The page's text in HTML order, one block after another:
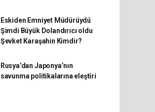
Eskiden Emniyet Müdürüydü
Şimdi Büyük Dolandırıcı oldu
Şevket Karaşahin Kimdir?
Rusya’dan Japonya’nın
savunma politikalarına eleştiri